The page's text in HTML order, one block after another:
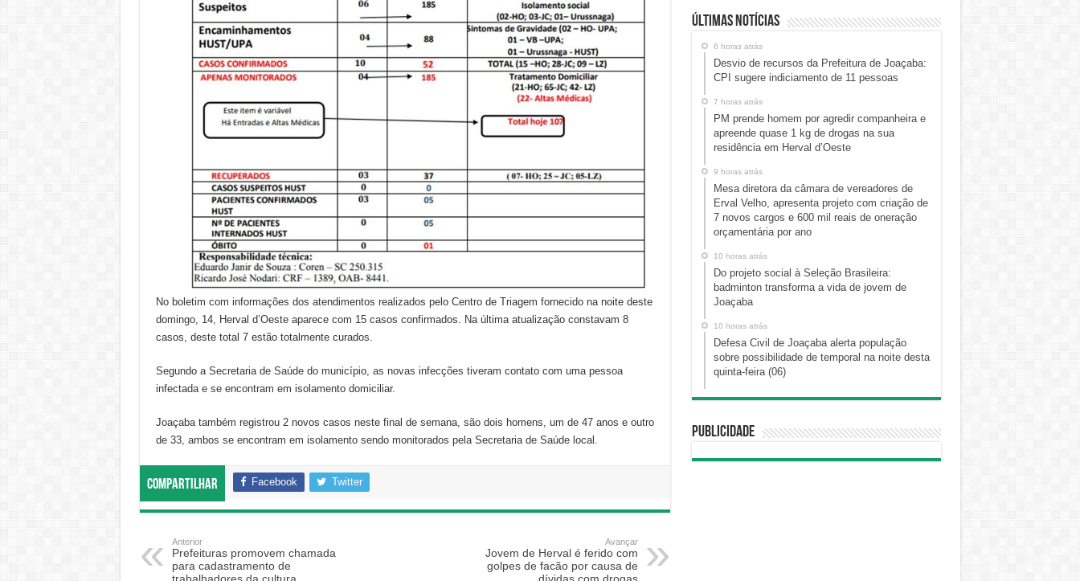
No boletim com informações dos atendimentos realizados pelo Centro de Triagem fornecido na noite deste
domingo, 14, Herval d’Oeste aparece com 15 casos confirmados. Na última atualização constavam 8
casos, deste total 7 estão totalmente curados.
Segundo a Secretaria de Saúde do município, as novas infecções tiveram contato com uma pessoa
infectada e se encontram em isolamento domiciliar.
Joaçaba também registrou 2 novos casos neste final de semana, são dois homens, um de 47 anos e outro
de 33, ambos se encontram em isolamento sendo monitorados pela Secretaria de Saúde local.
Compartilhar Facebook Twitter
Anterior
Prefeituras promovem chamada
para cadastramento de
Avançar
Jovem de Herval é ferido com
golpes de facão por causa de
Últimas Notícias
6 horas atrás
Desvio de recursos da Prefeitura de Joaçaba:
CPI sugere indiciamento de 11 pessoas
7 horas atrás
PM prende homem por agredir companheira e
apreende quase 1 kg de drogas na sua
residência em Herval d’Oeste
9 horas atrás
Mesa diretora da câmara de vereadores de
Erval Velho, apresenta projeto com criação de
7 novos cargos e 600 mil reais de oneração
orçamentária por ano
10 horas atrás
Do projeto social à Seleção Brasileira:
badminton transforma a vida de jovem de
Joaçaba
10 horas atrás
Defesa Civil de Joaçaba alerta população
sobre possibilidade de temporal na noite desta
quinta-feira (06)
Publicidade